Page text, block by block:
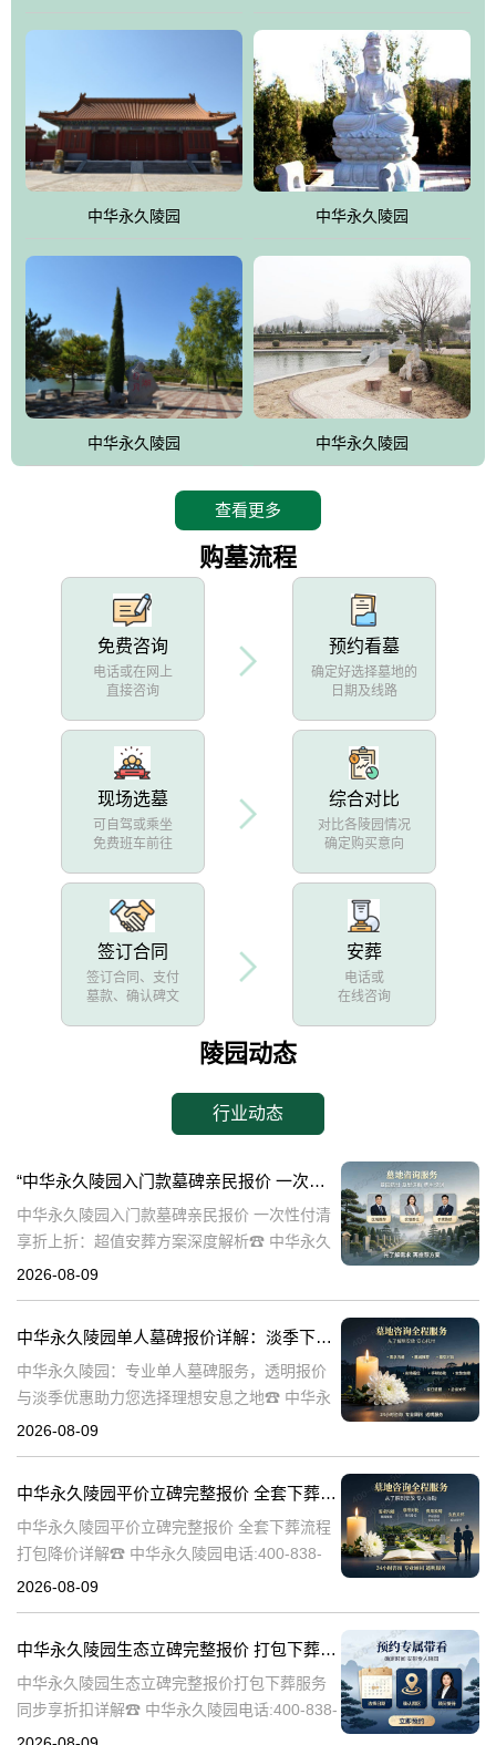
中华永久陵园 中华永久陵园
中华永久陵园 中华永久陵园
查看更多
购墓流程
免费咨询
电话或在网上
直接咨询
预约看墓
确定好选择墓地的
日期及线路
现场选墓
可自驾或乘坐
免费班车前往
综合对比
对比各陵园情况
确定购买意向
签订合同
签订合同、支付
墓款、确认碑文
安葬
电话或
在线咨询
陵园动态
行业动态
“中华永久陵园入门款墓碑亲民报价 一次性付清享折上折：超值安葬方案深度解析”
中华永久陵园入门款墓碑亲民报价 一次性付清
享折上折：超值安葬方案深度解析☎ 中华永久
陵园电话:400-838-5063在人生的旅程中，我们
2026-08-09
中华永久陵园单人墓碑报价详解：淡季下单享数千元优惠
中华永久陵园：专业单人墓碑服务，透明报价
与淡季优惠助力您选择理想安息之地☎ 中华永
久陵园电话:400-838-5063中华永久陵园，作为
2026-08-09
中华永久陵园平价立碑完整报价 全套下葬流程打包降价详解
中华永久陵园平价立碑完整报价 全套下葬流程
打包降价详解☎ 中华永久陵园电话:400-838-
5063在人生的旅途中，每个人都会经历生老病
2026-08-09
中华永久陵园生态立碑完整报价 打包下葬服务同步享折扣详解
中华永久陵园生态立碑完整报价打包下葬服务
同步享折扣详解☎ 中华永久陵园电话:400-838-
5063中华永久陵园作为国内知名的陵园之一，